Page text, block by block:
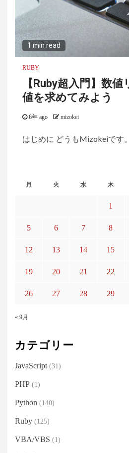
1 min read
RUBY
【Ruby超入門】数
値を求めてみよう
6年 ago mizokei
はじめに どうもMizokeiです
月 火 水 木
« 9月
1
5 6 7 8
12 13 14 15
19 20 21 22
26 27 28 29
カテゴリー
JavaScript(31)
PHP (1)
Python (140)
Ruby (125)
VBA/VBS (1)